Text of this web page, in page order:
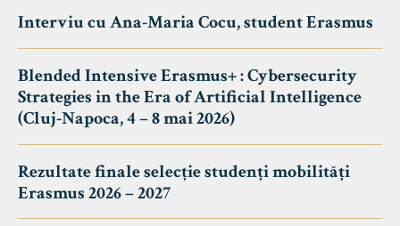
Interviu cu Ana-Maria Cocu, student Erasmus
Blended Intensive Erasmus+ : Cybersecurity
Strategies in the Era of Artificial Intelligence
(Cluj-Napoca, 4 – 8 mai 2026)
Rezultate finale selecție studenți mobilități
Erasmus 2026 – 2027